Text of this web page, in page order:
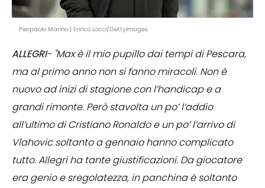
Pierpaolo Marino | Enrico Locci/GettyImages
ALLEGRI- "Max è il mio pupillo dai tempi di Pescara,
ma al primo anno non si fanno miracoli. Non è
nuovo ad inizi di stagione con l’handicap e a
grandi rimonte. Però stavolta un po’ l’addio
all’ultimo di Cristiano Ronaldo e un po’ l’arrivo di
Vlahovic soltanto a gennaio hanno complicato
tutto. Allegri ha tante giustificazioni. Da giocatore
era genio e sregolatezza, in panchina è soltanto